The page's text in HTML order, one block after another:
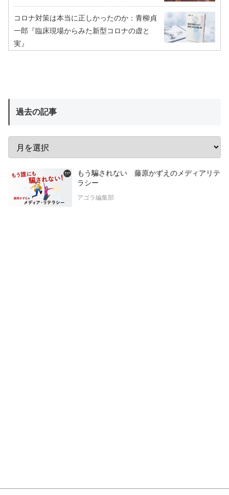
コロナ対策は本当に正しかったのか：青柳貞
一郎『臨床現場からみた新型コロナの虚と
実』
過去の記事
もう騙されない 藤原かずえのメディアリテ
ラシー
アゴラ編集部